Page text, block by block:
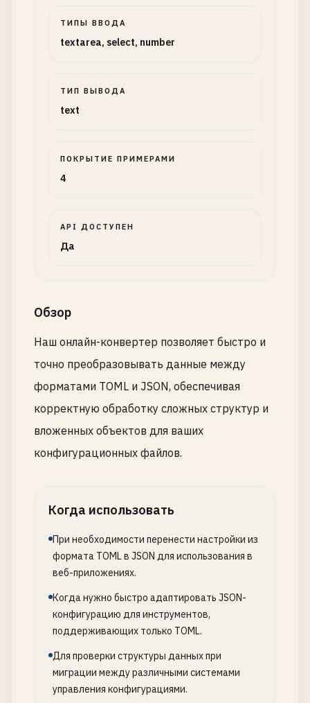
ТИПЫ ВВОДА
textarea, select, number
ТИП ВЫВОДА
text
ПОКРЫТИЕ ПРИМЕРАМИ
4
API ДОСТУПЕН
Да
Обзор
Наш онлайн-конвертер позволяет быстро и
точно преобразовывать данные между
форматами TOML и JSON, обеспечивая
корректную обработку сложных структур и
вложенных объектов для ваших
конфигурационных файлов.
Когда использовать
При необходимости перенести настройки из
формата TOML в JSON для использования в
веб-приложениях.
Когда нужно быстро адаптировать JSON-
конфигурацию для инструментов,
поддерживающих только TOML.
Для проверки структуры данных при
миграции между различными системами
управления конфигурациями.